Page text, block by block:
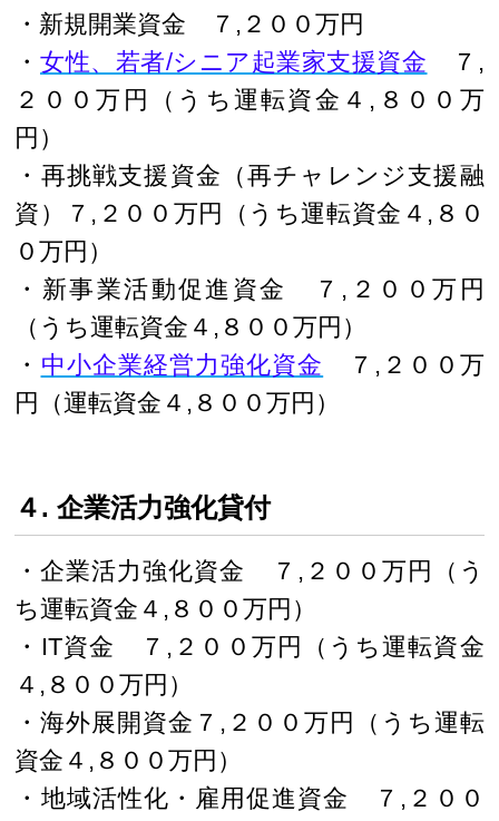
・新規開業資金 ７,２００万円
・ 女性、若者/シニア起業家支援資金 ７,
２００万円（うち運転資金４,８００万
円）
・再挑戦支援資金（再チャレンジ支援融
資）７,２００万円（うち運転資金４,８０
０万円）
・新事業活動促進資金 ７,２００万円
（うち運転資金４,８００万円）
・ 中小企業経営力強化資金 ７,２００万
円（運転資金４,８００万円）
４. 企業活力強化貸付
・企業活力強化資金 ７,２００万円（う
ち運転資金４,８００万円）
・IT資金 ７,２００万円（うち運転資金
４,８００万円）
・海外展開資金７,２００万円（うち運転
資金４,８００万円）
・地域活性化・雇用促進資金 ７,２００